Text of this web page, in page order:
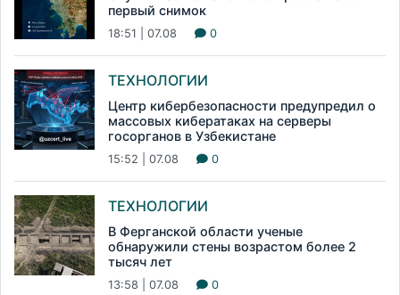
первый снимок
18:51 | 07.08 0
ТЕХНОЛОГИИ
Центр кибербезопасности предупредил о
массовых кибератаках на серверы
госорганов в Узбекистане
15:52 | 07.08 0
ТЕХНОЛОГИИ
В Ферганской области ученые
обнаружили стены возрастом более 2
тысяч лет
13:58 | 07.08 0